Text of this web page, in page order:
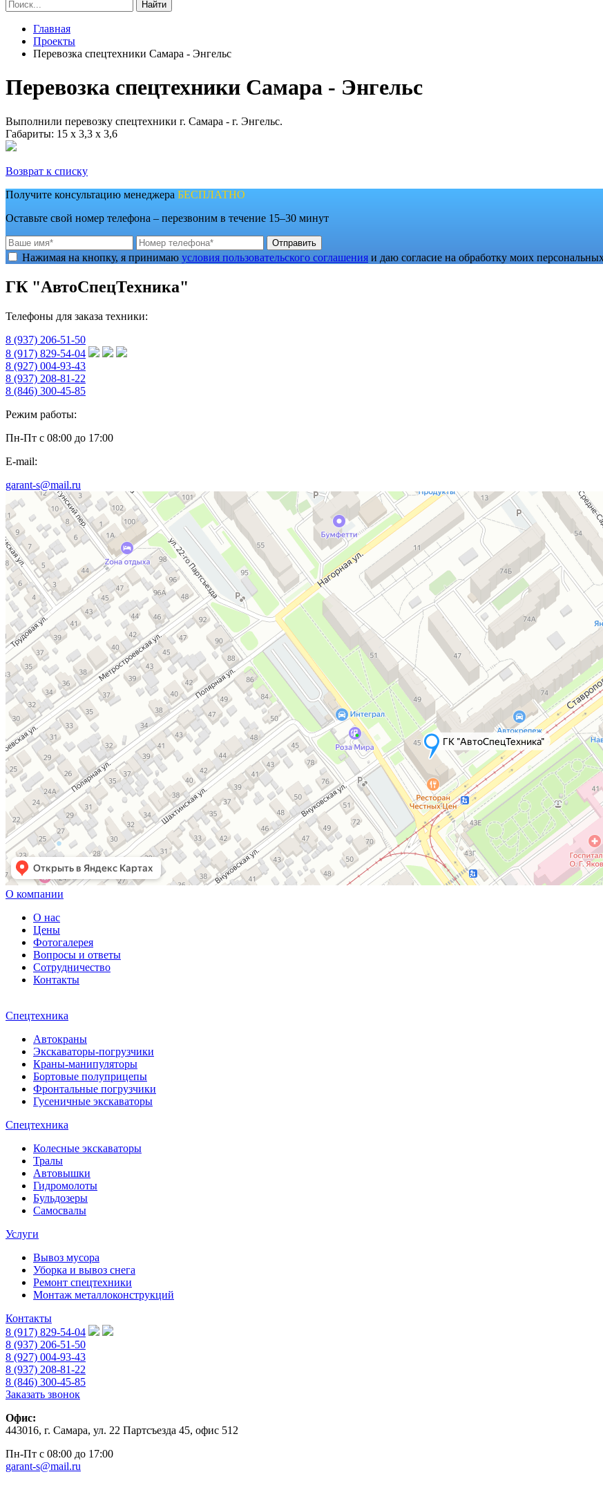
Найти
Главная
Проекты
Перевозка спецтехники Самара - Энгельс
Перевозка спецтехники Самара - Энгельс
Выполнили перевозку спецтехники г. Самара - г. Энгельс.
Габариты: 15 х 3,3 х 3,6
Возврат к списку
Получите консультацию менеджера БЕСПЛАТНО
Оставьте свой номер телефона – перезвоним в течение 15–30 минут
Отправить
Нажимая на кнопку, я принимаю условия пользовательского соглашения и даю согласие на обработку моих
ГК "АвтоСпецТехника"
Телефоны для заказа техники:
8 (937) 206-51-50
8 (917) 829-54-04
8 (927) 004-93-43
8 (937) 208-81-22
8 (846) 300-45-85
Режим работы:
Пн-Пт с 08:00 до 17:00
E-mail:
garant-s@mail.ru
О компании
О нас
Цены
Фотогалерея
Вопросы и ответы
Сотрудничество
Контакты
Спецтехника
Автокраны
Экскаваторы-погрузчики
Краны-манипуляторы
Бортовые полуприцепы
Фронтальные погрузчики
Гусеничные экскаваторы
Спецтехника
Колесные экскаваторы
Тралы
Автовышки
Гидромолоты
Бульдозеры
Самосвалы
Услуги
Вывоз мусора
Уборка и вывоз снега
Ремонт спецтехники
Монтаж металлоконструкций
Контакты
8 (917) 829-54-04
8 (937) 206-51-50
8 (927) 004-93-43
8 (937) 208-81-22
8 (846) 300-45-85
Заказать звонок
Офис:
443016, г. Самара, ул. 22 Партсъезда 45, офис 512
Пн-Пт с 08:00 до 17:00
garant-s@mail.ru